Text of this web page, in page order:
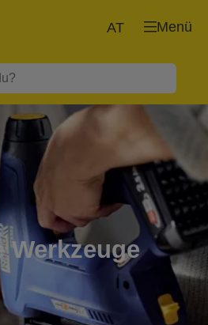
Menü
AT
Werkzeuge